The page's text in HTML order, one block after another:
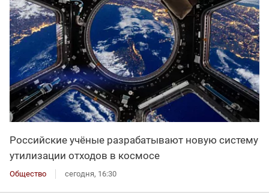
Российские учёные разрабатывают новую систему
утилизации отходов в космосе
Общество сегодня, 16:30